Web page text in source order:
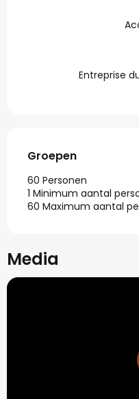
Entreprise
Groepen
Groepen
60 Personen
1 Minimum aantal
60 Maximum aantal
Media